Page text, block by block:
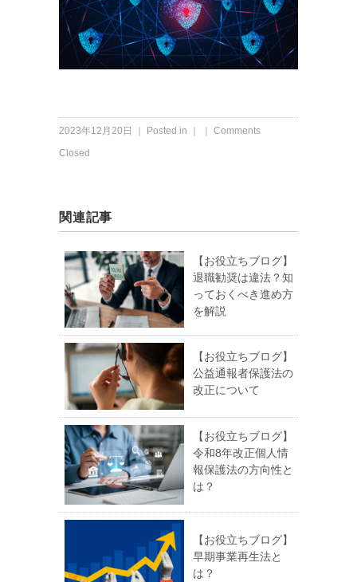
2023年12月20日 ｜ Posted in ｜ ｜ Comments
Closed
関連記事
【お役立ちブログ】
退職勧奨は違法？知
っておくべき進め方
を解説
【お役立ちブログ】
公益通報者保護法の
改正について
【お役立ちブログ】
令和8年改正個人情
報保護法の方向性と
は？
【お役立ちブログ】
早期事業再生法と
は？